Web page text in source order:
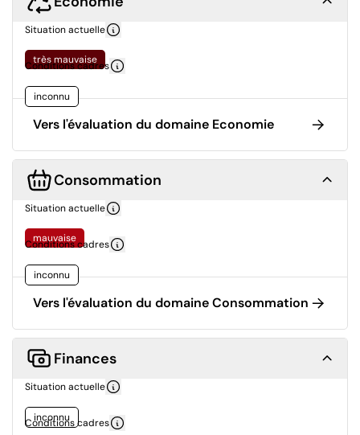
Situation actuelle
très mauvaise
Conditions cadres
inconnu
Vers l'évaluation du domaine Economie
Consommation
Situation actuelle
mauvaise
Conditions cadres
inconnu
Vers l'évaluation du domaine Consommation
Finances
Situation actuelle
inconnu
Conditions cadres